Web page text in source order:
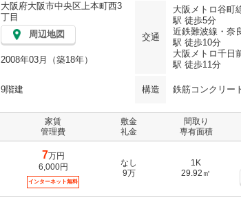
大阪府大阪市中央区上本町西3
丁目
周辺地図
交通
大阪メトロ谷町
駅 徒歩5分
近鉄難波線・奈
駅 徒歩10分
大阪メトロ千日
駅 徒歩11分
2008年03月（築18年）
9階建 構造 鉄筋コンクリー
家賃
管理費
敷金
礼金
間取り
専有面積
7万円
6,000円
インターネット無料
なし
9万
1K
29.92㎡